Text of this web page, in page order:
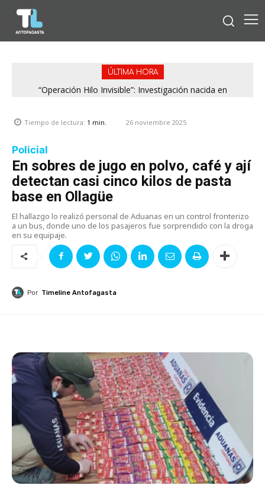
ÚLTIMA HORA
“Operación Hilo Invisible”: Investigación nacida en
Tiempo de lectura: 1 min. 26 noviembre 2025
Policial
En sobres de jugo en polvo, café y ají
detectan casi cinco kilos de pasta
base en Ollagüe
El hallazgo lo realizó personal de Aduanas en un control fronterizo
a un bus, donde uno de los pasajeros fue sorprendido con la droga
en su equipaje.
Por Timeline Antofagasta